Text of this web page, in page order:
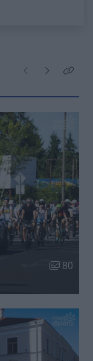
Poprzednie
NastępneKliknij
Liczba
80